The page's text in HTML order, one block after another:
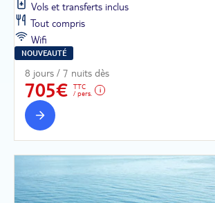
Vols et transferts inclus
Tout compris
Wifi
NOUVEAUTÉ
8 jours / 7 nuits dès
705€
TTC
/ pers.